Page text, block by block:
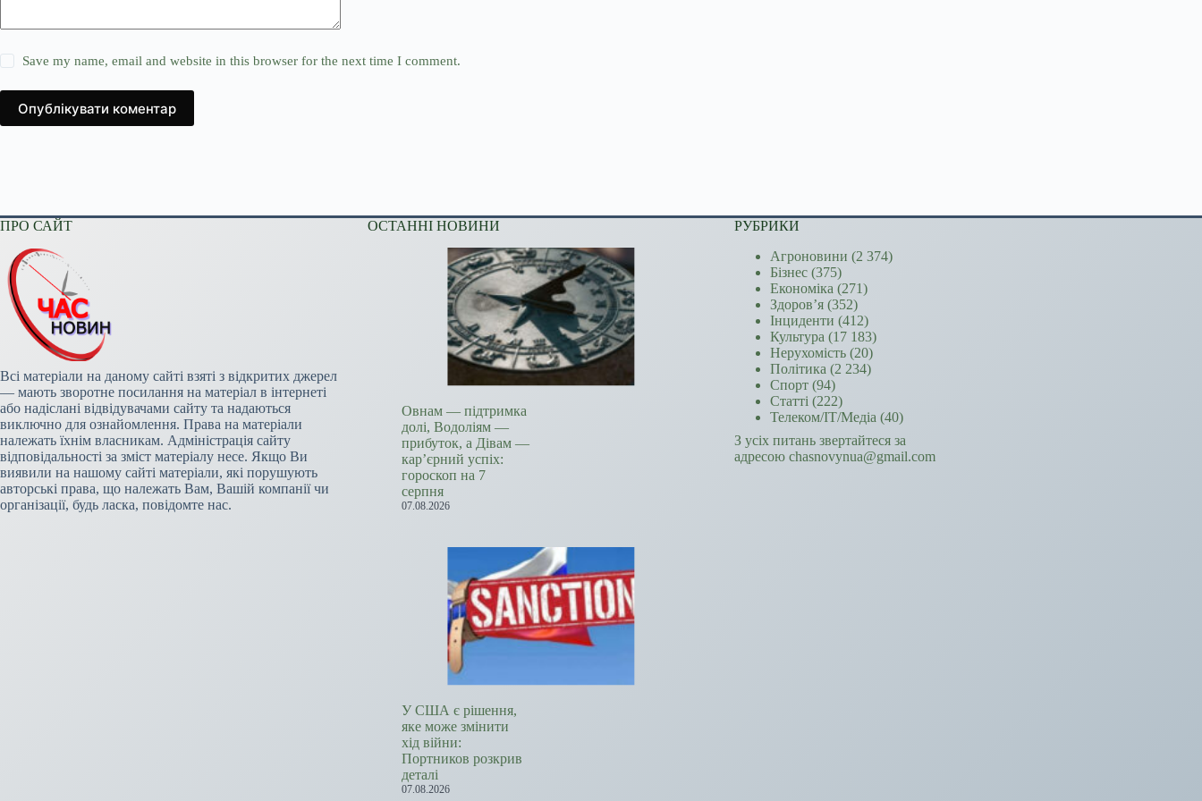
Save my name, email and website in this browser for the next time I comment.
Опублікувати коментар
ПРО САЙТ
Всі матеріали на даному сайті взяті з відкритих джерел
— мають зворотне посилання на матеріал в інтернеті
або надіслані відвідувачами сайту та надаються
виключно для ознайомлення. Права на матеріали
належать їхнім власникам. Адміністрація сайту
відповідальності за зміст матеріалу несе. Якщо Ви
виявили на нашому сайті матеріали, які порушують
авторські права, що належать Вам, Вашій компанії чи
організації, будь ласка, повідомте нас.
ОСТАННІ НОВИНИ
Овнам — підтримка
долі, Водоліям —
прибуток, а Дівам —
кар’єрний успіх:
гороскоп на 7
серпня
07.08.2026
У США є рішення,
яке може змінити
хід війни:
Портников розкрив
деталі
07.08.2026
РУБРИКИ
Агроновини (2 374)
Бізнес (375)
Економіка (271)
Здоров’я (352)
Інциденти (412)
Культура (17 183)
Нерухомість (20)
Політика (2 234)
Спорт (94)
Статті (222)
Телеком/ІТ/Медіа (40)
З усіх питань звертайтеся за
адресою chasnovynua@gmail.com